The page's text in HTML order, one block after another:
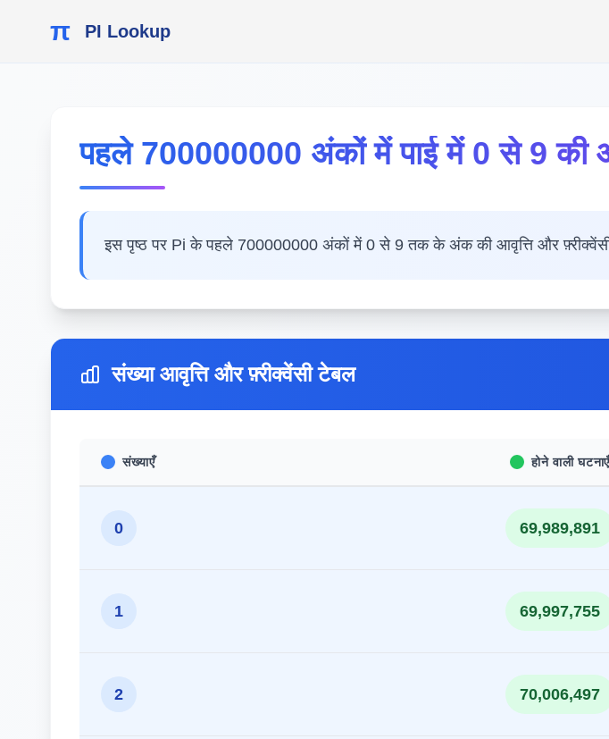
π PI Lookup
पहले 700000000 अंकों में पाई में 0 से 9 की
इस पृष्ठ पर Pi के पहले 700000000 अंकों में 0 से 9 तक के अंक की आवृत्ति और फ़्रीक्वेंसी
संख्या आवृत्ति और फ़्रीक्वेंसी टेबल
संख्याएँ होने वाली घटनाएँ
0 69,989,891
1 69,997,755
2 70,006,497